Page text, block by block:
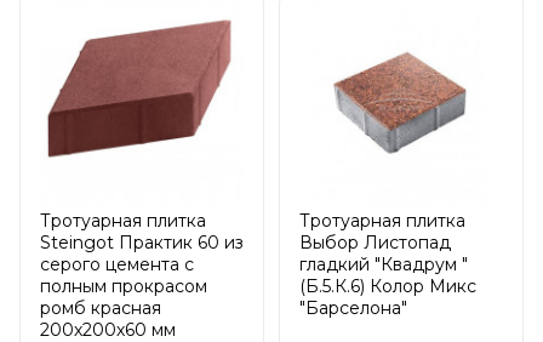
Тротуарная плитка
Steingot Практик 60 из
серого цемента с
полным прокрасом
ромб красная
200х200х60 мм
Тротуарная плитка
Выбор Листопад
гладкий "Квадрум "
(Б.5.К.6) Колор Микс
"Барселона"